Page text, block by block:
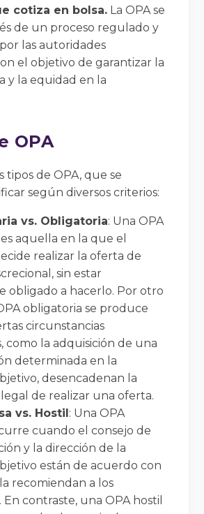
cotiza en bolsa. La OPA se
de un proceso regulado y
las autoridades
el objetivo de garantizar la
y la equidad en la
OPA
tipos de OPA, que se
según diversos criterios:
vs. Obligatoria: Una OPA
aquella en la que el
realizar la oferta de
sin estar
obligado a hacerlo. Por otro
obligatoria se produce
circunstancias
como la adquisición de una
determinada en la
desencadenan la
de realizar una oferta.
vs. Hostil: Una OPA
cuando el consejo de
y la dirección de la
están de acuerdo con
recomiendan a los
En contraste, una OPA hostil